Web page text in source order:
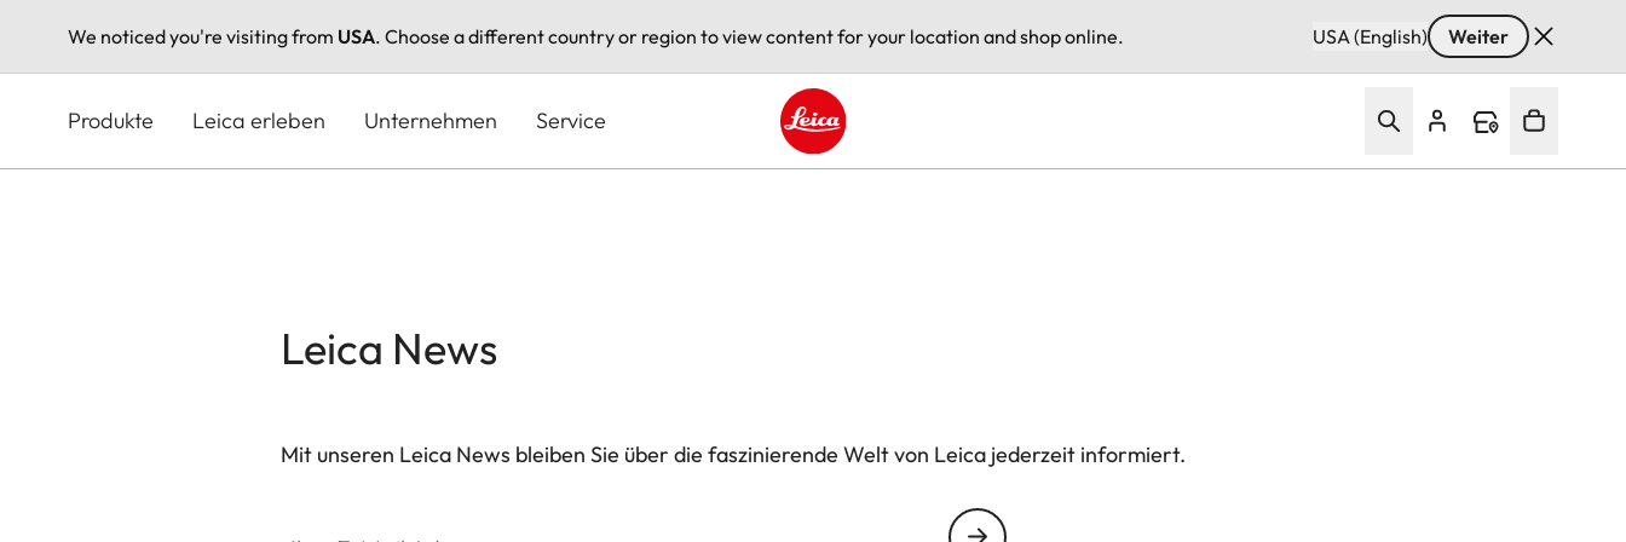
We noticed you're visiting from USA. Choose a different country or region to view content for your location and shop online. USA (English) Weiter
Produkte Leica erleben Unternehmen Service
Leica logo - Home
Leica News
Mit unseren Leica News bleiben Sie über die faszinierende Welt von Leica jederzeit informiert.